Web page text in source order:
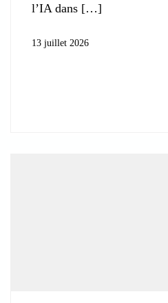
l’IA dans
13 juillet 2026